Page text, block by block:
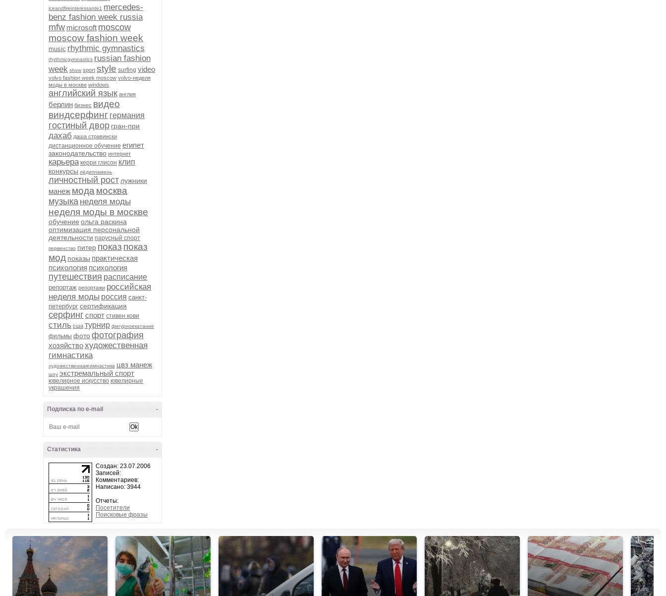
iceandfireinteressante1 mercedes-
benz fashion week russia
mfw microsoft moscow
moscow fashion week
music rhythmic gymnastics
rhythmicgymnastics russian fashion
week show sport style surfing video
volvo fashion week moscow volvo-неделя
моды в москве windows
английский язык англия
берлин бизнес видео
виндсерфинг германия
гостиный двор гран-при
дахаб даша стравински
дистанционное обучение египет
законодательство интернет
карьера керри глисон клип
конкурсы лёдипламень
личностный рост лужники
манеж мода москва
музыка неделя моды
неделя моды в москве
обучение ольга раскина
оптимизация персональной
деятельности парусный спорт
первенство питер показ показ
мод показы практическая
психология психология
путешествия расписание
репортаж репортажи российская
неделя моды россия санкт-
петербург сертификация
серфинг спорт стивен кови
стиль сша турнир фигурноекатание
фильмы фотофотография
хозяйствохудожественная
гимнастика
художественнаягимнастика цвз манеж
шоу экстремальный спорт
ювелирное искусство ювелирные
украшения
-
Подписка по e-mail
-
Статистика
Создан: 23.07.2006
Записей:
Комментариев:
Написано: 3944
Отчеты:
Посетители
Поисковые фразы